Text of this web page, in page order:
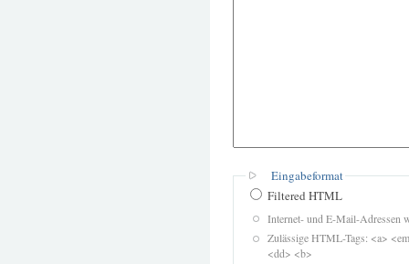
Eingabeformat
Filtered HTML
Internet- und E-Mail-Adressen
Zulässige HTML-Tags: <a>
<dd> <b>